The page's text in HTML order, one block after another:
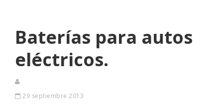
Baterías para autos
eléctricos.
29 septiembre 2013